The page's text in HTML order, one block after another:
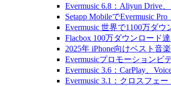
Evermusic 6.8：Aliyun Drive
Setapp MobileでEvermusic
Evermusic 世界で1100万ダウ
Flacbox 100万ダウンロード
2025年 iPhone向けベスト音
Evermusicプロモーションビ
Evermusic 3.6：CarPlay、
Evermusic 3.1：クロスフェ